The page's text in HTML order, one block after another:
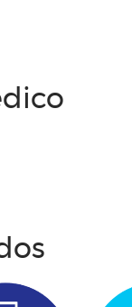
Saúde.